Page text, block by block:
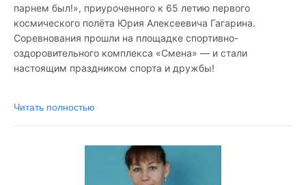
парнем был!», приуроченного к 65 летию первого
космического полёта Юрия Алексеевича Гагарина.
Соревнования прошли на площадке спортивно-
оздоровительного комплекса «Смена» — и стали
настоящим праздником спорта и дружбы!
Читать полностью